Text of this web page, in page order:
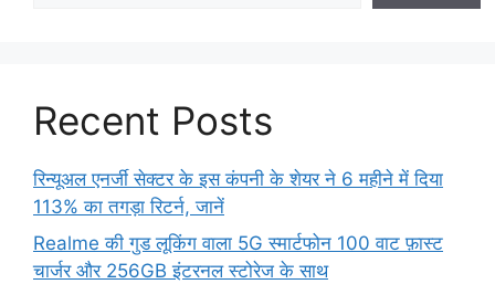
Recent Posts
रिन्यूअल एनर्जी सेक्टर के इस कंपनी के शेयर ने 6 महीने में दिया
113% का तगड़ा रिटर्न, जानें
Realme की गुड लूकिंग वाला 5G स्मार्टफोन 100 वाट फ़ास्ट
चार्जर और 256GB इंटरनल स्टोरेज के साथ